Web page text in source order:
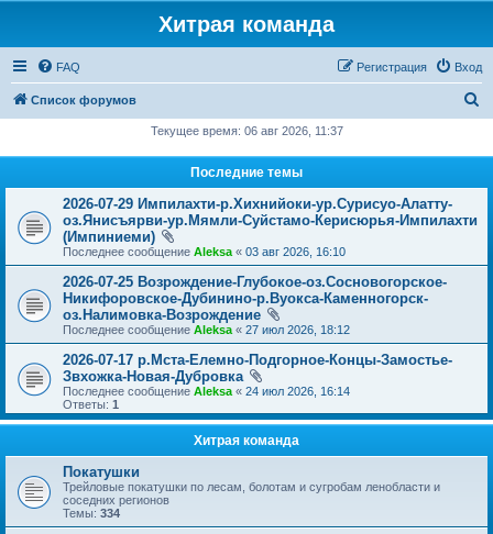
Хитрая команда
FAQ Вход
Регистрация
Список форумов
Текущее время: 06 авг 2026, 11:37
Последние темы
2026-07-29 Импилахти-р.Хихнийоки-ур.Сурисуо-Алатту-
оз.Янисъярви-ур.Мямли-Суйстамо-Керисюрья-Импилахти
(Импиниеми)
Последнее сообщение Aleksa « 03 авг 2026, 16:10
2026-07-25 Возрождение-Глубокое-оз.Сосновогорское-
Никифоровское-Дубинино-р.Вуокса-Каменногорск-
оз.Налимовка-Возрождение
Последнее сообщение Aleksa « 27 июл 2026, 18:12
2026-07-17 р.Мста-Елемно-Подгорное-Концы-Замостье-
Звхожка-Новая-Дубровка
Последнее сообщение Aleksa « 24 июл 2026, 16:14
Ответы: 1
Хитрая команда
Покатушки
Трейловые покатушки по лесам, болотам и сугробам ленобласти и
соседних регионов
Темы: 334